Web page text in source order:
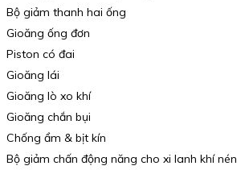
Bộ giảm thanh hai ống
Gioăng ống đơn
Piston có đai
Gioăng lái
Gioăng lò xo khí
Gioăng chắn bụi
Chống ẩm & bịt kín
Bộ giảm chấn động năng cho xi lanh khí nén